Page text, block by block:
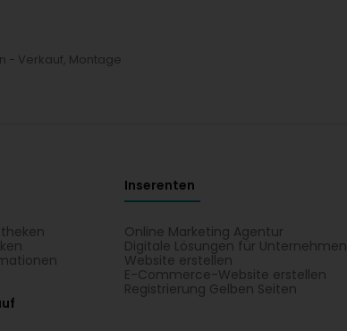
- Verkauf, Montage
Inserenten
Online Marketing Agentur
Digitale Lösungen für Unternehmen
Website erstellen
E-Commerce-Website erstellen
Registrierung Gelben Seiten